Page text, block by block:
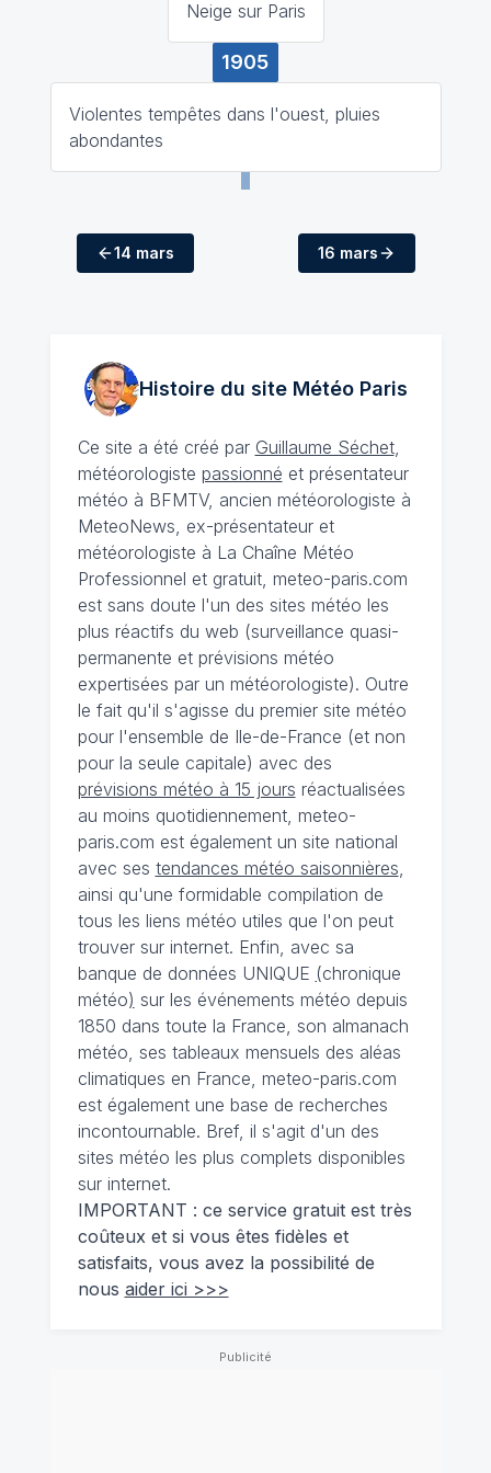
Neige sur Paris
1905
Violentes tempêtes dans l'ouest, pluies
abondantes
14 mars 16 mars
Histoire du site MétéoParis
Ce site a été créé par Guillaume Séchet,
météorologiste passionné et présentateur
météo à BFMTV, ancien météorologiste à
MeteoNews, ex-présentateur et
météorologiste à La Chaîne Météo
Professionnel et gratuit, meteo-paris.com
est sans doute l'un des sites météo les
plus réactifs du web (surveillance quasi-
permanente et prévisions météo
expertisées par un météorologiste). Outre
le fait qu'il s'agisse du premier site météo
pour l'ensemble de Ile-de-France (et non
pour la seule capitale) avec des
prévisions météo à 15 jours réactualisées
au moins quotidiennement, meteo-
paris.com est également un site national
avec ses tendances météo saisonnières
ainsi qu'une formidable compilation de
tous les liens météo utiles que l'on peut
trouver sur internet. Enfin, avec sa
banque de données UNIQUE (chronique
météo) sur les événements météo depuis
1850 dans toute la France, son almanach
météo, ses tableaux mensuels des aléas
climatiques en France, meteo-paris.com
est également une base de recherches
incontournable. Bref, il s'agit d'un des
sites météo les plus complets disponibles
sur internet.
IMPORTANT : ce service gratuit est très
coûteux et si vous êtes fidèles et
satisfaits, vous avez la possibilité de
nous aider ici >>>